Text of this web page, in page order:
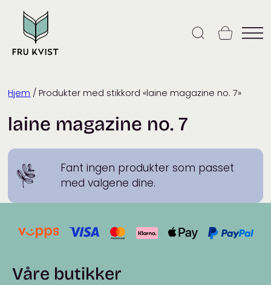
content
Hjem / Produkter med stikkord «laine magazine no. 7»
laine magazine no. 7
Fant ingen produkter som passet
med valgene dine.
Våre butikker